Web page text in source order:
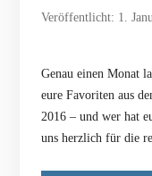
Veröffentlicht: 1.
Genau einen Monat
eure Favoriten aus
2016 – und wer hat
uns herzlich für die